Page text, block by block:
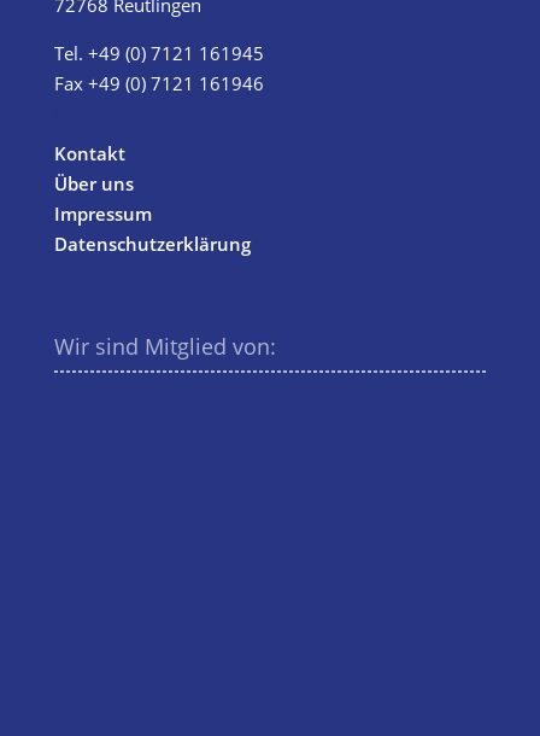
Tel. +49 (0) 7121 161945
Fax +49 (0) 7121 161946
Kontakt
Über uns
Impressum
Datenschutzerklärung
Wir sind Mitglied von: